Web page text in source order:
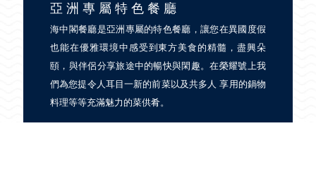
亞洲專屬特色餐廳
海中閣餐廳是亞洲專屬的特色餐廳，讓您在異國度假
也能在優雅環境中感受到東方美食的精髓，盡興朵
頤，與伴侶分享旅途中的暢快與閑趣。在榮耀號上我
們為您提令人耳目一新的前菜以及共多人 享用的鍋物
料理等等充滿魅力的菜供肴。